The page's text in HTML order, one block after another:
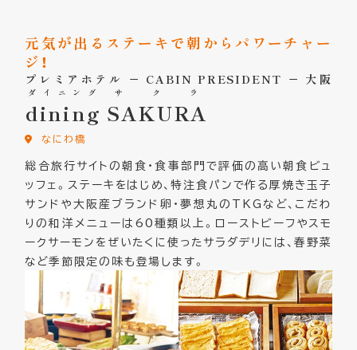
元気が出るステーキで朝からパワーチャー
ジ！
プレミアホテル － CABIN PRESIDENT － 大阪
dining
ダイニング
SAKURA
サクラ
なにわ橋
総合旅行サイトの朝食・食事部門で評価の高い朝食ビュ
ッフェ。ステーキをはじめ、特注食パンで作る厚焼き玉子
サンドや大阪産ブランド卵・夢想丸のTKGなど、こだわ
りの和洋メニューは60種類以上。ローストビーフやスモ
ークサーモンをぜいたくに使ったサラダデリには、春野菜
など季節限定の味も登場します。